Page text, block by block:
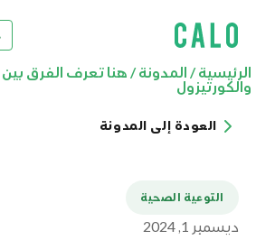
الرئيسية/ المدونة/ هنا تعرف الفرق بين
والكورتيزول
العودة إلى المدونة
التوعية الصحية
ديسمبر 1, 2024